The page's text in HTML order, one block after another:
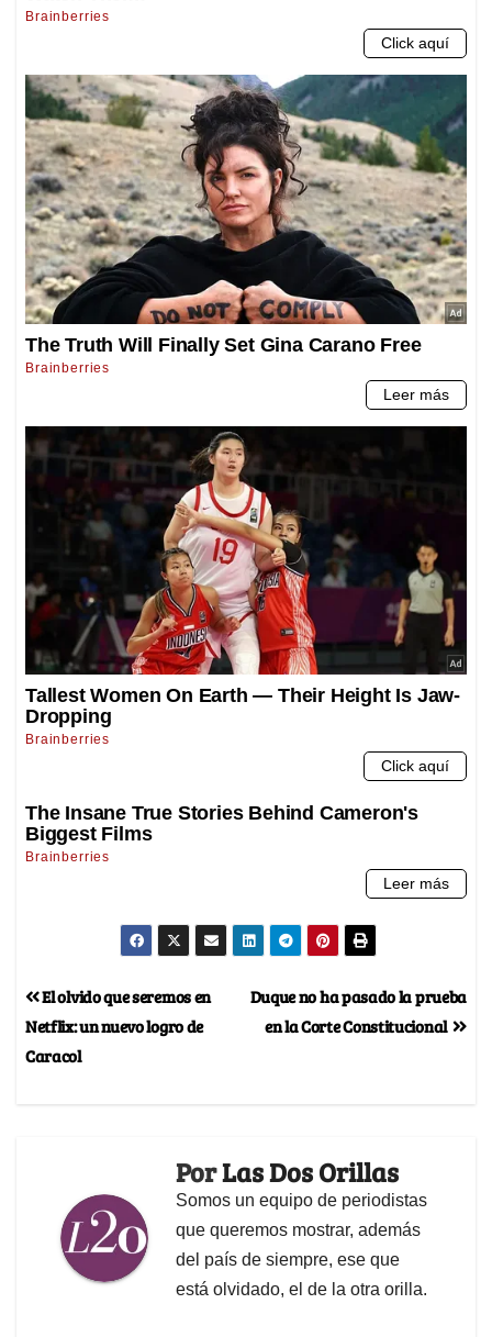
Duque no ha pasado la prueba
en la Corte Constitucional
El olvido que seremos en
Netflix: un nuevo logro de
Caracol
PorLas Dos Orillas
Somos un equipo de periodistas
que queremos mostrar, además
del país de siempre, ese que
está olvidado, el de la otra orilla.